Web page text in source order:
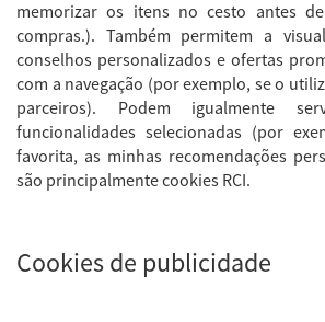
memorizar os itens no cesto antes
compras.). Também permitem a
conselhos personalizados e ofertas
com a navegação (por exemplo, se o
parceiros). Podem igualmente
funcionalidades selecionadas (por
favorita, as minhas recomendações
são principalmente cookies RCI.
Cookies de publicidade